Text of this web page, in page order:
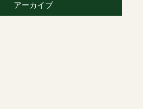
アーカイブ